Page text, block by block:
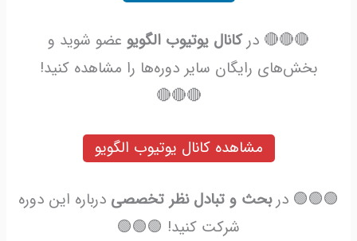
🔴🔴🔴 درکانال یوتیوب الگویو عضو شوید و
بخش‌های رایگان سایر دوره‌ها را مشاهده کنید!
🔴🔴🔴
مشاهده کانال یوتیوب الگویو
🟢🟢🟢 دربحث و تبادل نظر تخصصی درباره این دوره
شرکت کنید! 🟢🟢🟢